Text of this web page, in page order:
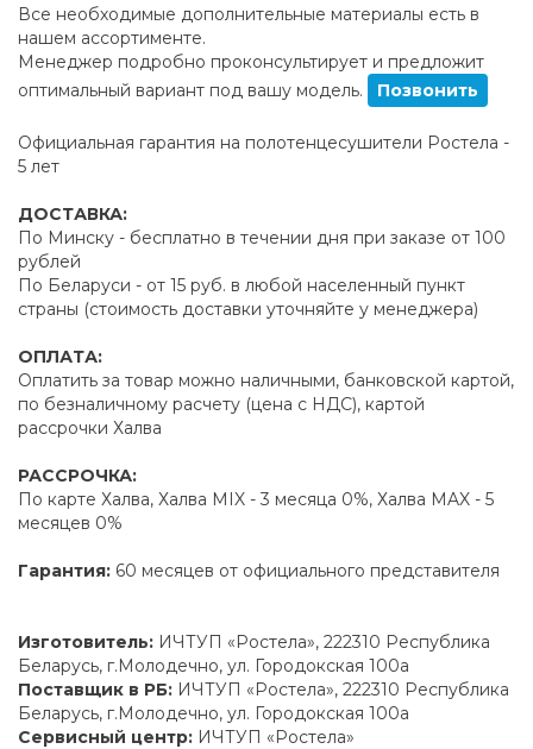
Все необходимые дополнительные материалы есть в
нашем ассортименте.
Менеджер подробно проконсультирует и предложит
оптимальный вариант под вашу модель.
Позвонить
Официальная гарантия на полотенцесушители Ростела -
5 лет
ДОСТАВКА:
По Минску - бесплатно в течении дня при заказе от 100
рублей
По Беларуси - от 15 руб. в любой населенный пункт
страны (стоимость доставки уточняйте у менеджера)
ОПЛАТА:
Оплатить за товар можно наличными, банковской картой,
по безналичному расчету (цена с НДС), картой
рассрочки Халва
РАССРОЧКА:
По карте Халва, Халва MIX - 3 месяца 0%, Халва MAX - 5
месяцев 0%
Гарантия: 60 месяцев от официального представителя
Изготовитель: ИЧТУП «Ростела», 222310 Республика
Беларусь, г.Молодечно, ул. Городокская 100а
Поставщик в РБ: ИЧТУП «Ростела», 222310 Республика
Беларусь, г.Молодечно, ул. Городокская 100а
Сервисный центр: ИЧТУП «Ростела»